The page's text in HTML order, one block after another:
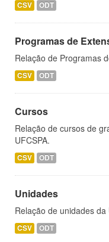
CSV ODT
Programas de
Relação de Programas
CSV ODT
Cursos
Relação de cursos de
UFCSPA.
CSV ODT
Unidades
Relação de unidades da
CSV ODT